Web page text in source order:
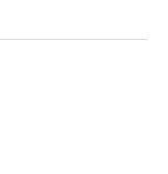
personas de
que
juicio
la justicia al